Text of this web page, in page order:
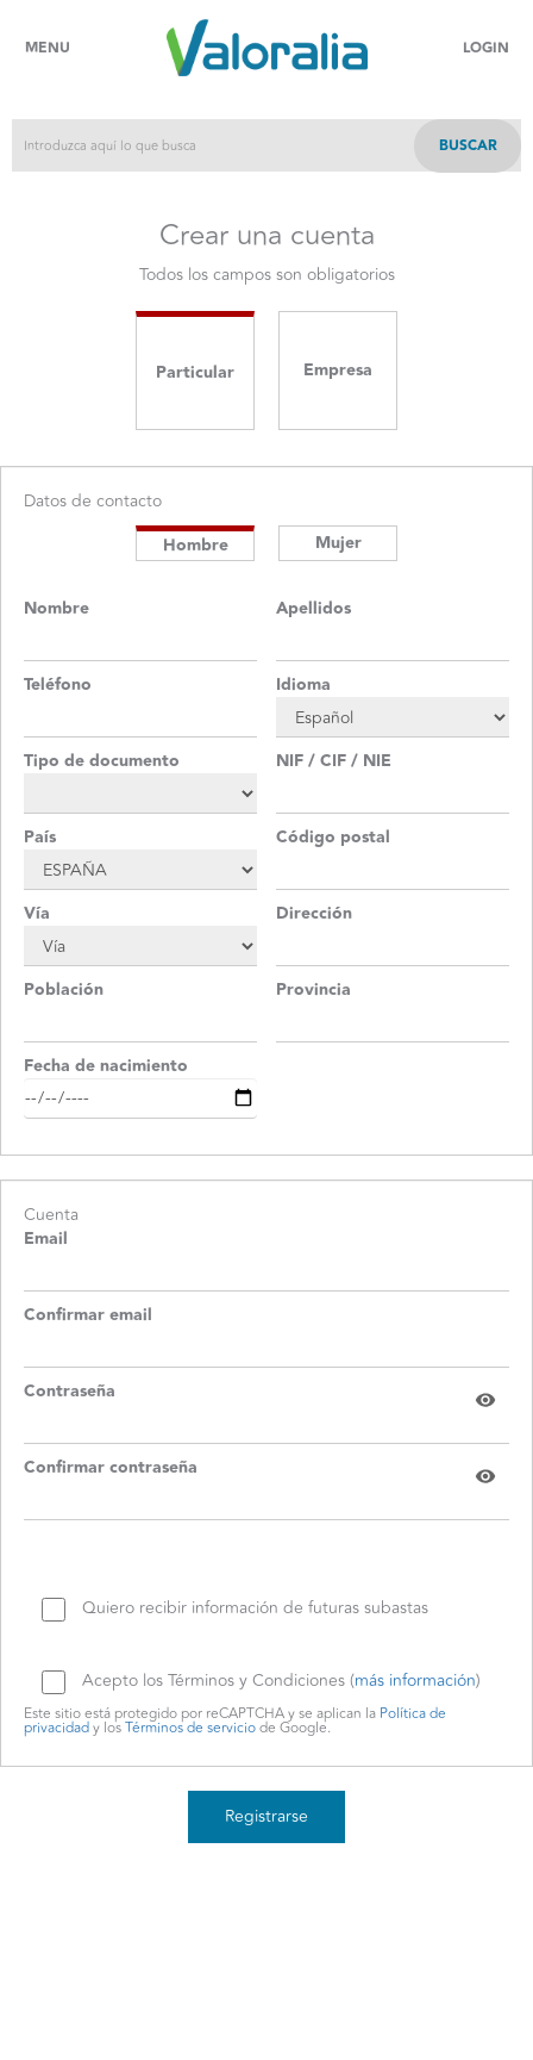
MENU LOGIN
BUSCAR
Crear una cuenta
Todos los campos son obligatorios
Particular Empresa
Datos de contacto
Hombre Mujer
Nombre Apellidos
Teléfono Idioma
Tipo de documento NIF / CIF / NIE
País Código postal
Vía Dirección
Población Provincia
Fecha de nacimiento
Cuenta
Email
Confirmar email
Contraseña
Confirmar contraseña
Quiero recibir información de futuras subastas
Acepto los Términos y Condiciones (más información)
Este sitio está protegido por reCAPTCHA y se aplican la Política de
privacidady losTérminos de serviciode Google.
Registrarse